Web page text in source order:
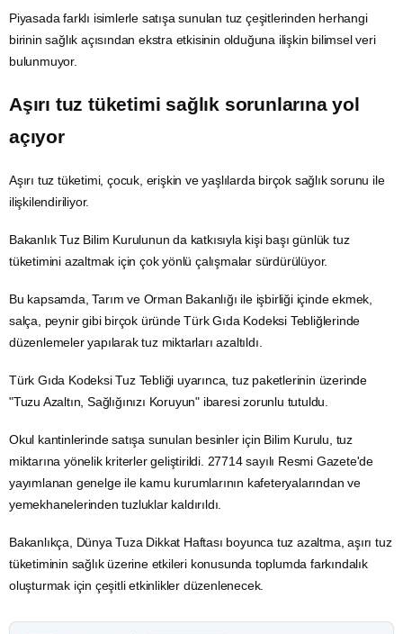
Piyasada farklı isimlerle satışa sunulan tuz çeşitlerinden herhangi
birinin sağlık açısından ekstra etkisinin olduğuna ilişkin bilimsel veri
bulunmuyor.
Aşırı tuz tüketimi sağlık sorunlarına yol
açıyor
Aşırı tuz tüketimi, çocuk, erişkin ve yaşlılarda birçok sağlık sorunu ile
ilişkilendiriliyor.
Bakanlık Tuz Bilim Kurulunun da katkısıyla kişi başı günlük tuz
tüketimini azaltmak için çok yönlü çalışmalar sürdürülüyor.
Bu kapsamda, Tarım ve Orman Bakanlığı ile işbirliği içinde ekmek,
salça, peynir gibi birçok üründe Türk Gıda Kodeksi Tebliğlerinde
düzenlemeler yapılarak tuz miktarları azaltıldı.
Türk Gıda Kodeksi Tuz Tebliği uyarınca, tuz paketlerinin üzerinde
"Tuzu Azaltın, Sağlığınızı Koruyun" ibaresi zorunlu tutuldu.
Okul kantinlerinde satışa sunulan besinler için Bilim Kurulu, tuz
miktarına yönelik kriterler geliştirildi. 27714 sayılı Resmi Gazete'de
yayımlanan genelgeile kamu kurumlarının kafeteryalarından ve
yemekhanelerinden tuzluklar kaldırıldı.
Bakanlıkça, Dünya Tuza Dikkat Haftası boyunca tuz azaltma, aşırı tuz
tüketiminin sağlık üzerine etkileri konusunda toplumda farkındalık
oluşturmak için çeşitli etkinlikler düzenlenecek.